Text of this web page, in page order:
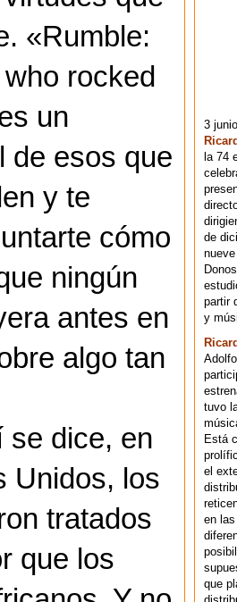
«Rumble:
rocked
un
de esos que
y te
cómo
ningún
antes en
algo tan
se dice, en
Unidos, los
tratados
que los
3
la 74
de
partir
y
tuvo
Está
el
en
que